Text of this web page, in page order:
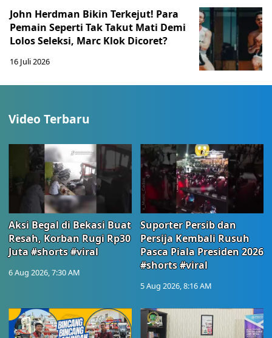
John Herdman Bikin Terkejut! Para
Pemain Seperti Tak Takut Mati Demi
Lolos Seleksi, Marc Klok Dicoret?
16 Juli 2026
Video Terbaru
Aksi Begal di Bekasi Buat
Resah, Korban Rugi Rp30
Juta #shorts #viral
6 Aug 2026, 7:30 AM
Suporter Persib dan
Persija Kembali Rusuh
Pasca Piala Presiden 2026
#shorts #viral
5 Aug 2026, 8:16 AM